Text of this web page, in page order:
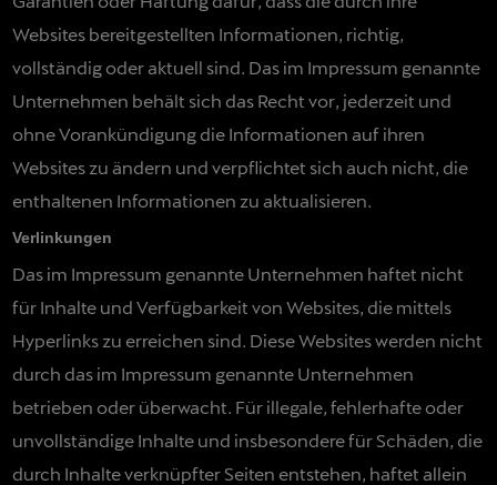
Websites bereitgestellten Informationen, richtig,
vollständig oder aktuell sind. Das im Impressum genannte
Unternehmen behält sich das Recht vor, jederzeit und
ohne Vorankündigung die Informationen auf ihren
Websites zu ändern und verpflichtet sich auch nicht, die
enthaltenen Informationen zu aktualisieren.
Verlinkungen
Das im Impressum genannte Unternehmen haftet nicht
für Inhalte und Verfügbarkeit von Websites, die mittels
Hyperlinks zu erreichen sind. Diese Websites werden nicht
durch das im Impressum genannte Unternehmen
betrieben oder überwacht. Für illegale, fehlerhafte oder
unvollständige Inhalte und insbesondere für Schäden, die
durch Inhalte verknüpfter Seiten entstehen, haftet allein